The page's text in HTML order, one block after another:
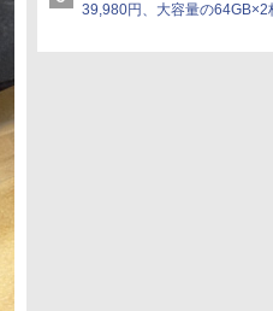
39,980円、大容量の64GB×2